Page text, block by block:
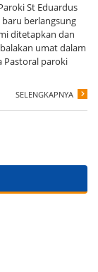
St Eduardus
berlangsung
ditetapkan dan
umat dalam
Pastoral paroki
SELENGKAPNYA